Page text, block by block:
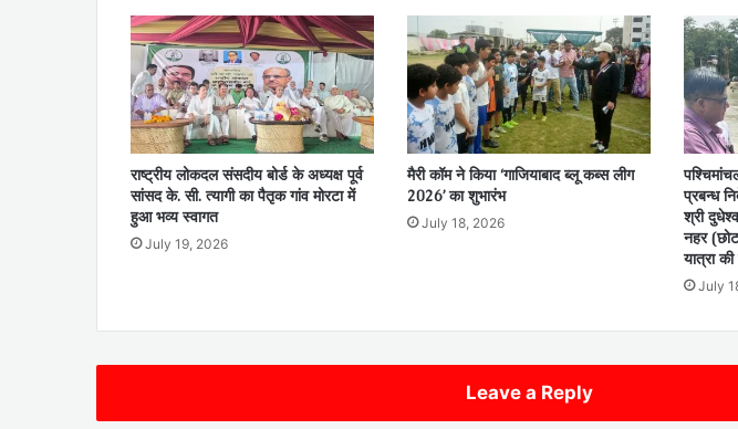
राष्ट्रीय लोकदल संसदीय बोर्ड के अध्यक्ष पूर्व
सांसद के. सी. त्यागी का पैतृक गांव मोरटा में
हुआ भव्य स्वागत
July 19, 2026
मैरी कॉम ने किया ‘गाजियाबाद ब्लू कब्स लीग
2026’ का शुभारंभ
July 18, 2026
प्रबन्ध
श्री
नहर
यात्रा
July
Leave a Reply